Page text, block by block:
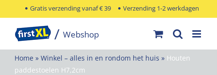
naar
inhoud
Gratis verzending vanaf € 39 Verzending 1-2 werkdagen
Home » Winkel – alles in en rondom het huis » Houten
paddestoelen H7,2cm